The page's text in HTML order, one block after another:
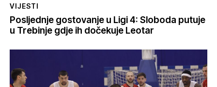
VIJESTI
Posljednje gostovanje u Ligi 4: Sloboda putuje
u Trebinje gdje ih dočekuje Leotar